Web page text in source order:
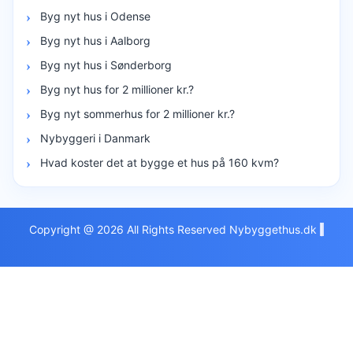
Byg nyt hus i Odense
Byg nyt hus i Aalborg
Byg nyt hus i Sønderborg
Byg nyt hus for 2 millioner kr.?
Byg nyt sommerhus for 2 millioner kr.?
Nybyggeri i Danmark
Hvad koster det at bygge et hus på 160 kvm?
Copyright @ 2026 All Rights Reserved Nybyggethus.dk